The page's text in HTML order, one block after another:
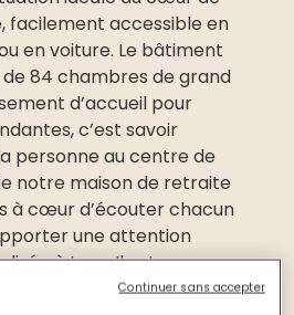
facilement accessible en
en voiture. Le bâtiment
84 chambres de grand
d’accueil pour
c’est savoir
personne au centre de
notre maison de retraite
à cœur d’écouter chacun
une attention
à tous. Il est
soit la clé de
Continuer sans accepter